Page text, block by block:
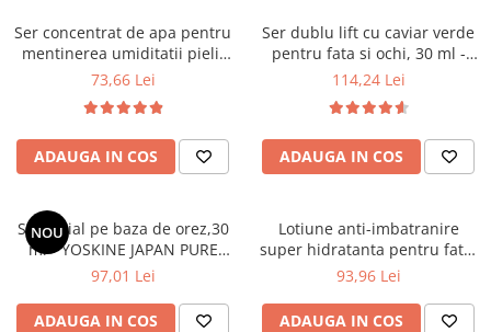
Ser concentrat de apa pentru
mentinerea umiditatii pielii
de zi si de noapte, 30 ml-
73,66 Lei
ADAUGA IN COS
Ser dublu lift cu caviar verde
pentru fata si ochi, 30 ml -
YOSKINE OKINAWA GREEN
114,24 Lei
ADAUGA IN COS
NOU
Ser facial pe baza de orez,30
ml - YOSKINE JAPAN PURE
RICE INFUSION
97,01 Lei
ADAUGA IN COS
Lotiune anti-imbatranire
super hidratanta pentru fata,
cu super hyaluronic acid
Hada Labo Tokyo
93,96 Lei
ADAUGA IN COS